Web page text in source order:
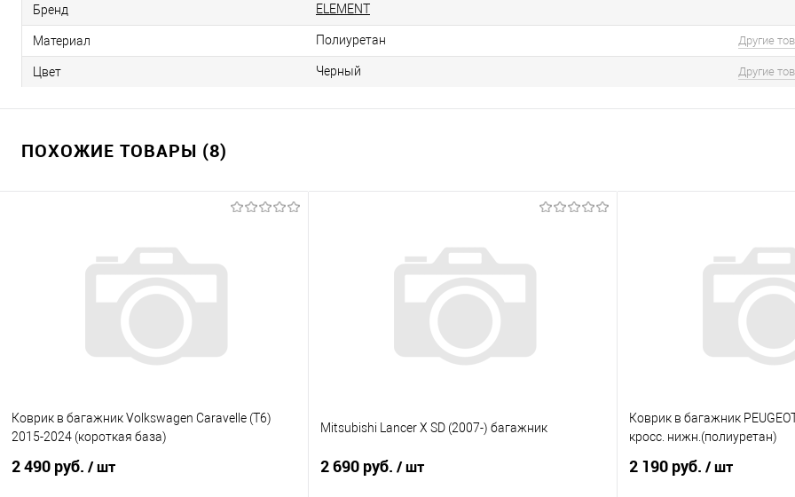
Бренд ELEMENT
Материал Полиуретан Другие
Цвет Черный Другие
ПОХОЖИЕ ТОВАРЫ (8)
Коврик в багажник Volkswagen Caravelle (T6)
2015-2024 (короткая база)
2 490 руб. / шт
Mitsubishi Lanсer X SD (2007-) багажник
2 690 руб. / шт
Коврик в багажник
кросс. нижн.(полиуретан)
2 190 руб. / шт